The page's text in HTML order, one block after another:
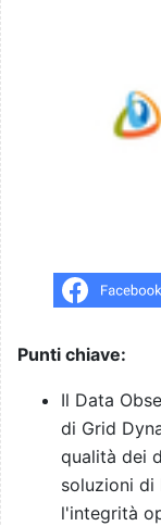
Punti chiave:
Il Data
di Grid
qualità dei
soluzioni di
l'integrità